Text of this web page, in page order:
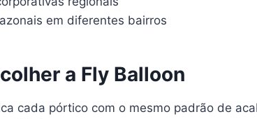
em diferentes bairros
a Fly Balloon
cada pórtico com o mesmo padrão de